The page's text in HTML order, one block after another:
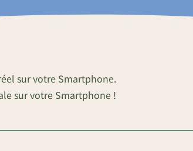
sur votre Smartphone.
sur votre Smartphone !